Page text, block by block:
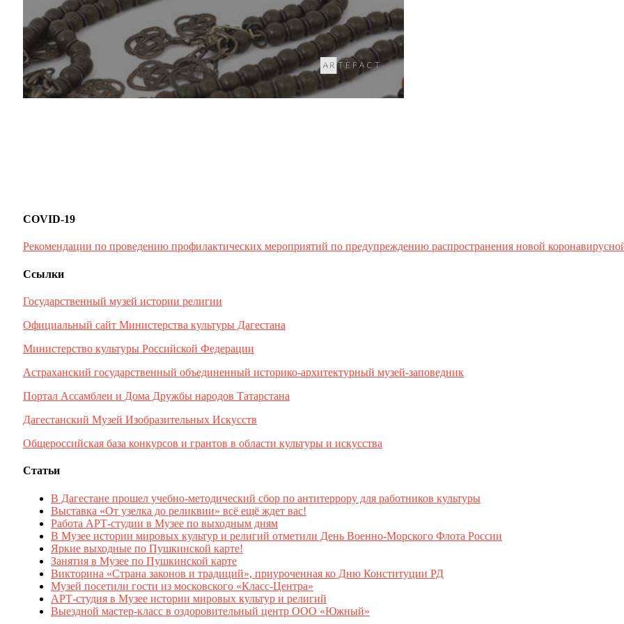
COVID-19
Рекомендации по проведению профилактических мероприятий по предупреждению распространения новой
Ссылки
Государственный музей истории религии
Официальный сайт Министерства культуры Дагестана
Министерство культуры Российской Федерации
Астраханский государственный объединенный историко-архитектурный музей-заповедник
Портал Ассамблеи и Дома Дружбы народов Татарстана
Дагестанский Музей Изобразительных Искусств
Общероссийская база конкурсов и грантов в области культуры и искусства
Статьи
В Дагестане прошел учебно-методический сбор по антитеррору для работников культуры
Выставка «От узелка до реликвии» всё ещё ждет вас!
Работа АРТ-студии в Музее по выходным дням
В Музее истории мировых культур и религий отметили День Военно-Морского Флота России
Яркие выходные по Пушкинской карте!
Занятия в Музее по Пушкинской карте
Викторина «Страна законов и традиций», приуроченная ко Дню Конституции РД
Музей посетили гости из московского «Класс-Центра»
АРТ-студия в Музее истории мировых культур и религий
Выездной мастер-класс в оздоровительный центр ООО «Южный»